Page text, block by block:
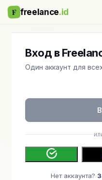
F freelance.id
Вход в
Один аккаунт для
Нет аккаунта?